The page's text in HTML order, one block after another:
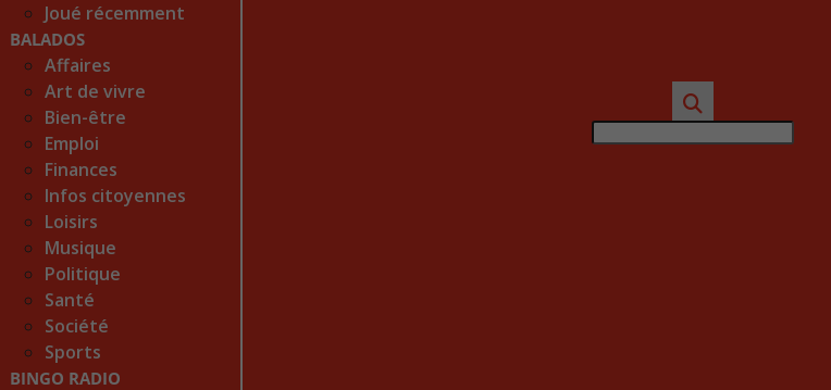
Joué récemment
BALADOS
Affaires
Art de vivre
Bien-être
Emploi
Finances
Infos citoyennes
Loisirs
Musique
Politique
Santé
Société
Sports
BINGO RADIO